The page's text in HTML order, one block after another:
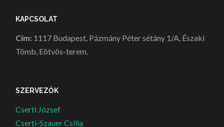
KAPCSOLAT
Cím: 1117 Budapest, Pázmány Péter sétány 1/A, Északi
Tömb, Eötvös-terem.
SZERVEZŐK
Cserti József
Cserti-Szauer Csilla